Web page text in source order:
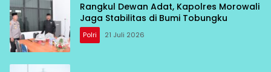
Rangkul Dewan Adat, Kapolres Morowali
Jaga Stabilitas di Bumi Tobungku
Polri 21 Juli 2026